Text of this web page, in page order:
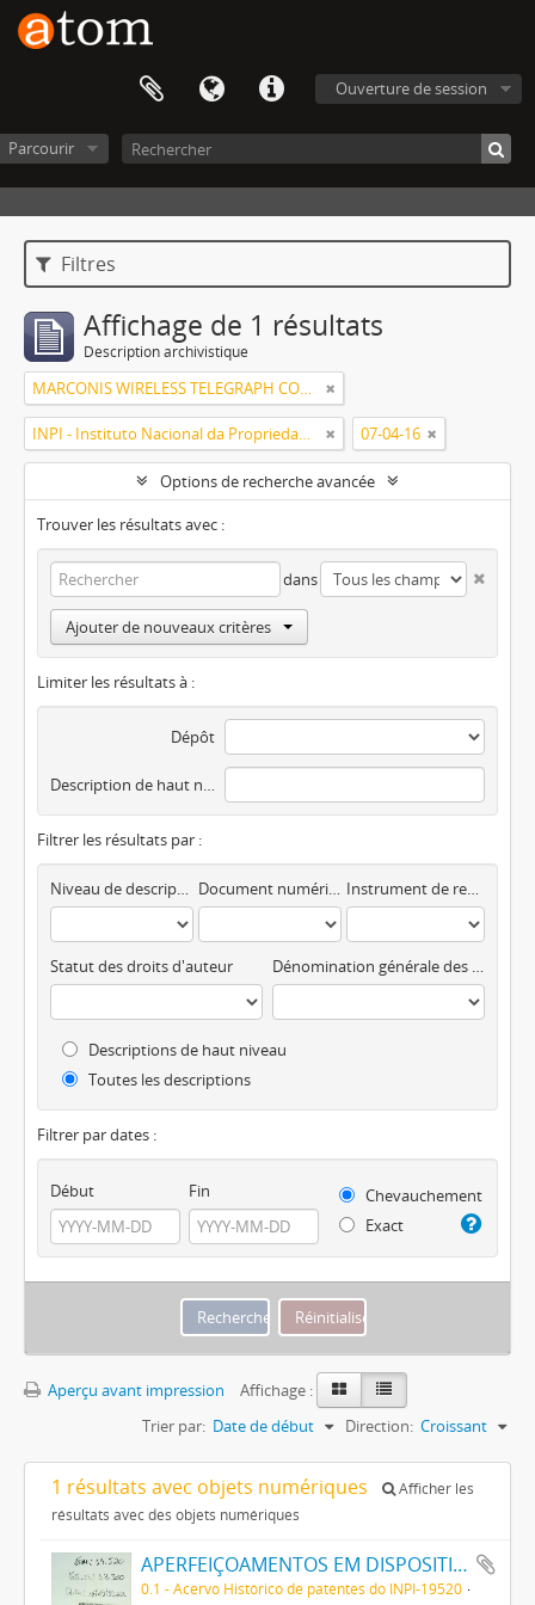
Ouverture de session
Parcourir
Filtres
Affichage de 1 résultats
Description archivistique
MARCONIS WIRELESS TELEGRAPH COMPANY, LIMITED
INPI - Instituto Nacional da Propriedade Industrial 07-04-16
Options de recherche avancée
Trouver les résultats avec :
dans
Ajouter de nouveaux critères
Limiter les résultats à :
Dépôt
Description de haut niveau
Filtrer les résultats par :
Niveau de description Document numérique disponible Instrument de recherche
Statut des droits d'auteur Dénomination générale des documents
Descriptions de haut niveau
Toutes les descriptions
Filtrer par dates :
Début Fin
Chevauchement
Exact
Aperçu avant impression
Affichage :
Trier par: Date de début Direction: Croissant
1 résultats avec objets numériques
Afficher les
résultats avec des objets numériques
APERFEIÇOAMENTOS EM DISPOSITIVOS THERMIONICOS
0.1 - Acervo Histórico de patentes do INPI-19520